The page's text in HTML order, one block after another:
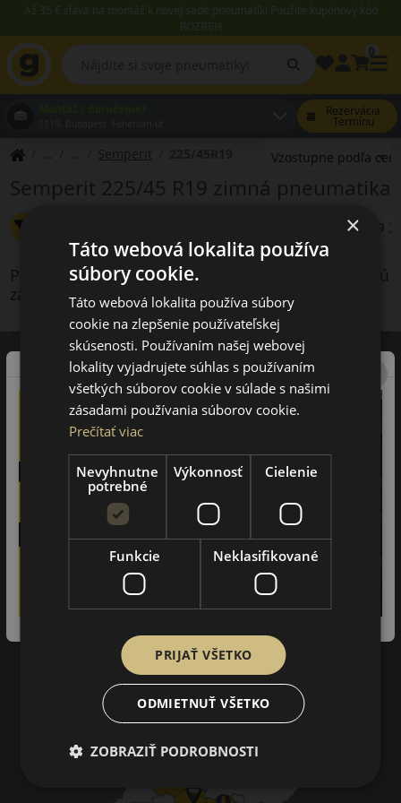
Až 35 € zľava na montáž k novej sade pneumatík! Použite kupónový kód
ROZBEH
Rezervácia
Termínu
Semperit
Semperit 225/45 R19 zimná pneumatika
Priemer: 19
Produkty vyhovujúce kritériám vyhľadávania nie sú
zahrnuté v našej ponuke
Recenzie zákazníkov
zákazníkov by odporučilo tento obchod svojim známym.
na základe recenzií
Pravidlá ochrany osobných údajov
Kontakty
Impresum
Dodacie a platobné podmienky
Online vyhlásenie o odstúpení od zmluvy
×
Táto webová lokalita používa
súbory cookie.
Táto webová lokalita používa súbory
cookie na zlepšenie používateľskej
skúsenosti. Používaním našej webovej
lokality vyjadrujete súhlas s používaním
všetkých súborov cookie v súlade s našimi
zásadami používania súborov cookie.
Prečítať viac
Nevyhnutne
potrebné
Výkonnosť Cielenie
Funkcie Neklasifikované
PRIJAŤ VŠETKO
ODMIETNUŤ VŠETKO
ZOBRAZIŤ PODROBNOSTI